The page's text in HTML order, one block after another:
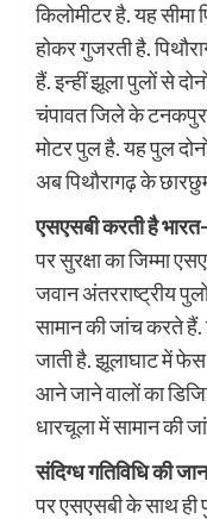
किलोमीटर है. यह
होकर गुजरती है.
हैं. इन्हीं झूला पुलों से
चंपावत जिले के टनकपुर
मोटर पुल है. यह पुल
अब पिथौरागढ़ के
एसएसबी करती है भारत-
पर सुरक्षा का जिम्मा
जवान अंतरराष्ट्रीय
सामान की जांच करते
जाती है. झूलाघाट में
आने जाने वालों का
धारचूला में सामान की
संदिग्ध गतिविधि की
पर एसएसबी के साथ ही